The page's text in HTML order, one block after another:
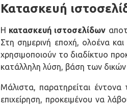
Κατασκευή
Η κατασκευή ιστοσελίδων
Στη σημερινή εποχή, ολοένα
χρησιμοποιούν το διαδίκτυο
κατάλληλη λύση, βάση των
Μάλιστα, παρατηρείται
επιχείρηση, προκειμένου να